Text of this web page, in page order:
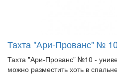
Тахта "Ари-Прованс" № 10
Тахта "Ари-Прованс" №10 -
можно разместить хоть в